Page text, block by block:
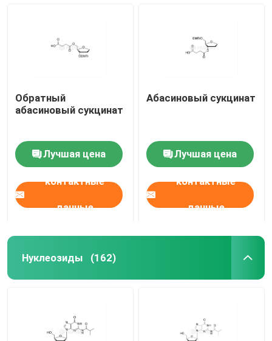
Обратный
абасиновый сукцинат
Лучшая цена
контактные
данные
Абасиновый сукцинат
Лучшая цена
контактные
данные
Нуклеозиды (162)